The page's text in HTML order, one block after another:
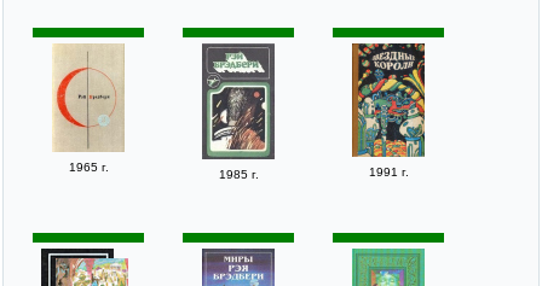
1965 г.
1985 г. 1991 г.